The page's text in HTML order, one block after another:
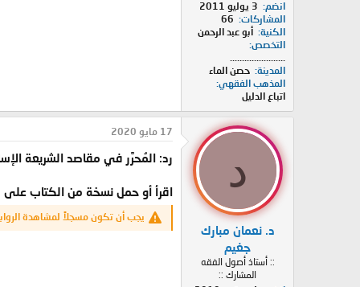
انضم
3 يوليو 2011
المشاركات
66
الكنية أبو عبد الرحمن
التخصص
.......................
المدينة حصن الماء
المذهب الفقهي
اتباع الدليل
د
د. نعمان مبارك
جغيم
:: أستاذ أصول الفقه
المشارك ::
17 مايو 2020
رد: المُحرَّر في مقاصد الشريعة
اقرأ أو حمل نسخة من الكتاب على
يجب أن تكون مسجلاً لمشاهدة